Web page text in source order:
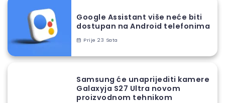
Google Assistant više neće biti
dostupan na Android telefonima
Prije 23 Sata
Samsung će unaprijediti kamere
Galaxyja S27 Ultra novom
proizvodnom tehnikom